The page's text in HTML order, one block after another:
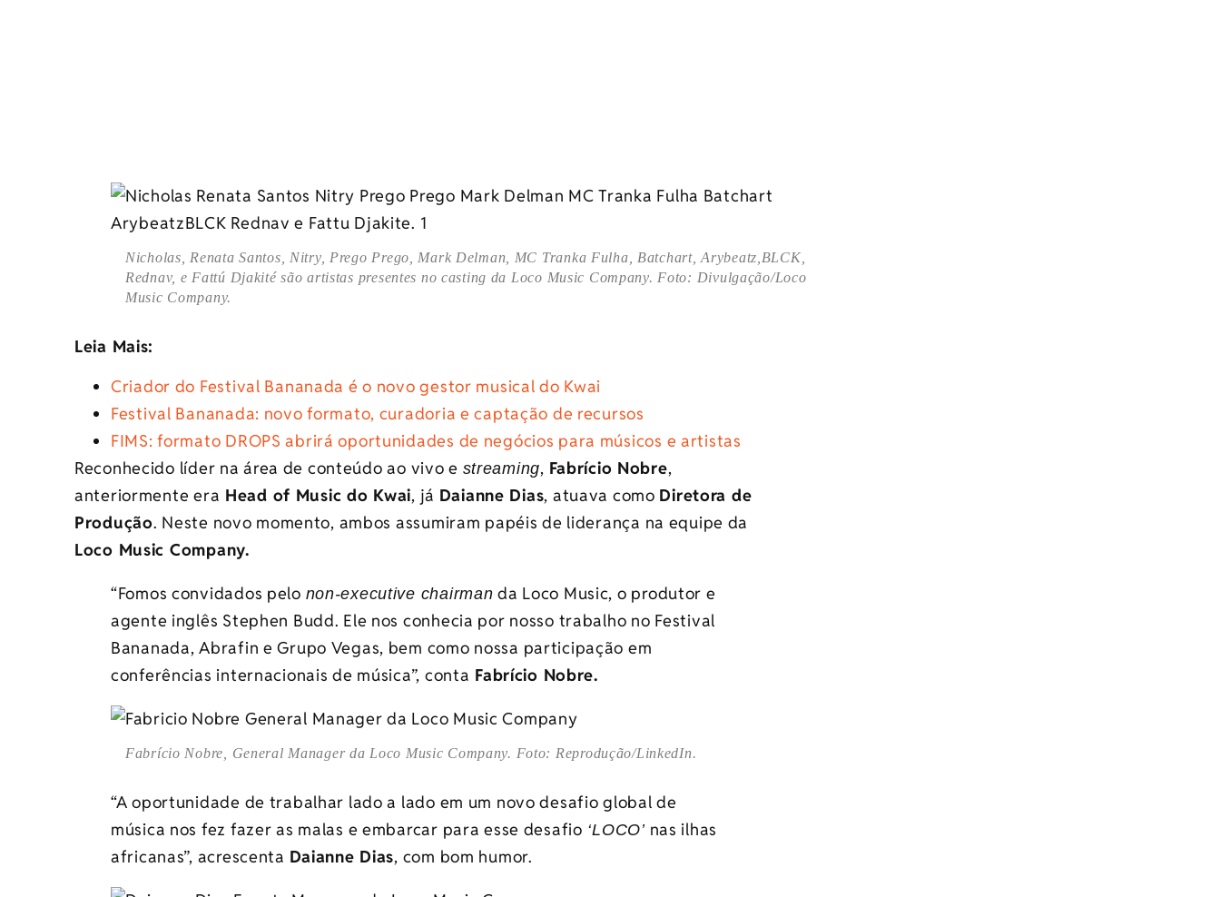
Nicholas, Renata Santos, Nitry, Prego Prego, Mark Delman, MC Tranka Fulha, Batchart, Arybeatz,BLCK,
Rednav, e Fattú Djakité são artistas presentes no casting da Loco Music Company. Foto: Divulgação/Loco
Music Company.
Leia Mais:
Criador do Festival Bananada é o novo gestor musical do Kwai
Festival Bananada: novo formato, curadoria e captação de recursos
FIMS: formato DROPS abrirá oportunidades de negócios para músicos e artistas
Reconhecido líder na área de conteúdo ao vivo e streaming, Fabrício Nobre,
anteriormente era Head of Music do Kwai, já Daianne Dias, atuava como Diretora de
Produção. Neste novo momento, ambos assumiram papéis de liderança na equipe da
Loco Music Company.
“Fomos convidados pelo non-executive chairman da Loco Music, o produtor e
agente inglês Stephen Budd. Ele nos conhecia por nosso trabalho no Festival
Bananada, Abrafin e Grupo Vegas, bem como nossa participação em
conferências internacionais de música”, conta Fabrício Nobre.
Fabrício Nobre, General Manager da Loco Music Company. Foto: Reprodução/LinkedIn.
“A oportunidade de trabalhar lado a lado em um novo desafio global de
música nos fez fazer as malas e embarcar para esse desafio ‘LOCO’nas ilhas
africanas”, acrescenta Daianne Dias, com bom humor.